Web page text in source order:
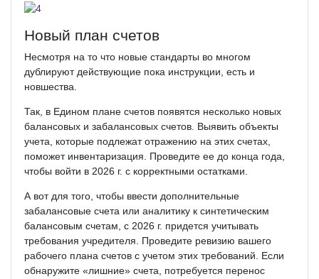
Новый план счетов
Несмотря на то что новые стандарты во многом
дублируют действующие пока инструкции, есть и
новшества.
Так, в Едином плане счетов появятся несколько новых
балансовых и забалансовых счетов. Выявить объекты
учета, которые подлежат отражению на этих счетах,
поможет инвентаризация. Проведите ее до конца года,
чтобы войти в 2026 г. с корректными остат­ками.
А вот для того, чтобы ввести дополнительные
забалансовые счета или аналитику к синтетическим
балансовым счетам, с 2026 г. придется учитывать
требования учредителя. Проведите ревизию вашего
рабочего плана счетов с учетом этих требований. Если
обнаружите «лишние» счета, потребуется перенос